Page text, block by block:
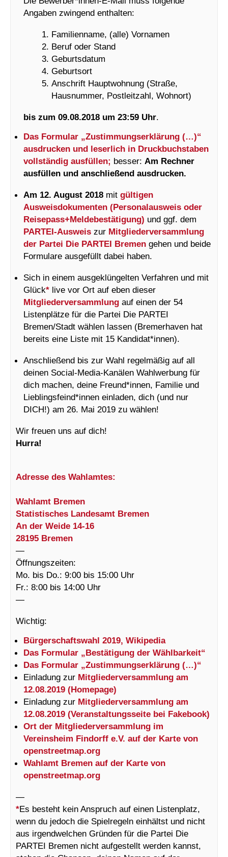
Angaben zwingend enthalten:
Familienname, (alle) Vornamen
Beruf oder Stand
Geburtsdatum
Geburtsort
Anschrift Hauptwohnung (Straße,
Hausnummer, Postleitzahl, Wohnort)
bis zum 09.08.2018 um 23:59 Uhr.
Das Formular „Zustimmungserklärung (…)“
ausdrucken und leserlich in Druckbuchstaben
vollständig ausfüllen; besser: Am Rechner
ausfüllen und anschließend ausdrucken.
Am 12. August 2018 mit gültigen
Ausweisdokumenten (Personalausweis oder
Reisepass+Meldebestätigung) und ggf. dem
PARTEI-Ausweis zur Mitgliederversammlung
der Partei Die PARTEI Bremen gehen und beide
Formulare ausgefüllt dabei haben.
Sich in einem ausgeklüngelten Verfahren und mit
Glück* live vor Ort auf eben dieser
Mitgliederversammlung auf einen der 54
Listenplätze für die Partei Die PARTEI
Bremen/Stadt wählen lassen (Bremerhaven hat
bereits eine Liste mit 15 Kandidat*innen).
Anschließend bis zur Wahl regelmäßig auf all
deinen Social-Media-Kanälen Wahlwerbung für
dich machen, deine Freund*innen, Familie und
Lieblingsfeind*innen einladen, dich (und nur
DICH!) am 26. Mai 2019 zu wählen!
Wir freuen uns auf dich!
Hurra!
Adresse des Wahlamtes:
Wahlamt Bremen
Statistisches Landesamt Bremen
An der Weide 14-16
28195 Bremen
—
Öffnungszeiten:
Mo. bis Do.: 9:00 bis 15:00 Uhr
Fr.: 8:00 bis 14:00 Uhr
—
Wichtig:
Bürgerschaftswahl 2019, Wikipedia
Das Formular „Bestätigung der Wählbarkeit“
Das Formular „Zustimmungserklärung (…)“
Einladung zur Mitgliederversammlung am
12.08.2019 (Homepage)
Einladung zur Mitgliederversammlung am
12.08.2019 (Veranstaltungsseite bei Fakebook)
Ort der Mitgliederversammlung im
Vereinsheim Findorff e.V. auf der Karte von
openstreetmap.org
Wahlamt Bremen auf der Karte von
openstreetmap.org
—
*Es besteht kein Anspruch auf einen Listenplatz,
wenn du jedoch die Spielregeln einhältst und nicht
aus irgendwelchen Gründen für die Partei Die
PARTEI Bremen nicht aufgestellt werden kannst,